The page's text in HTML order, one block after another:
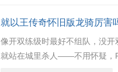
就以王传奇怀旧版龙骑厉害
像开双练级时最好不组队，没
就站在城里杀人——不用怀疑，